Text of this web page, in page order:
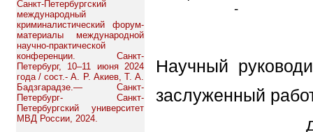
Санкт-Петербургский
международный
криминалистический форум-
материалы международной
научно-практической
конференции. Санкт-
Петербург, 10–11 июня 2024
года / сост.- А. Р. Акиев, Т. А.
Бадзгарадзе.— Санкт-
Петербург- Санкт-
Петербургский университет
МВД России, 2024.
-
Научный
заслуженный
доктор